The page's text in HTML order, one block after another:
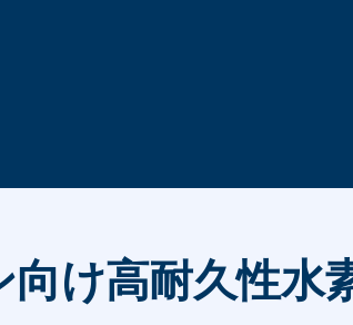
け高耐久性水